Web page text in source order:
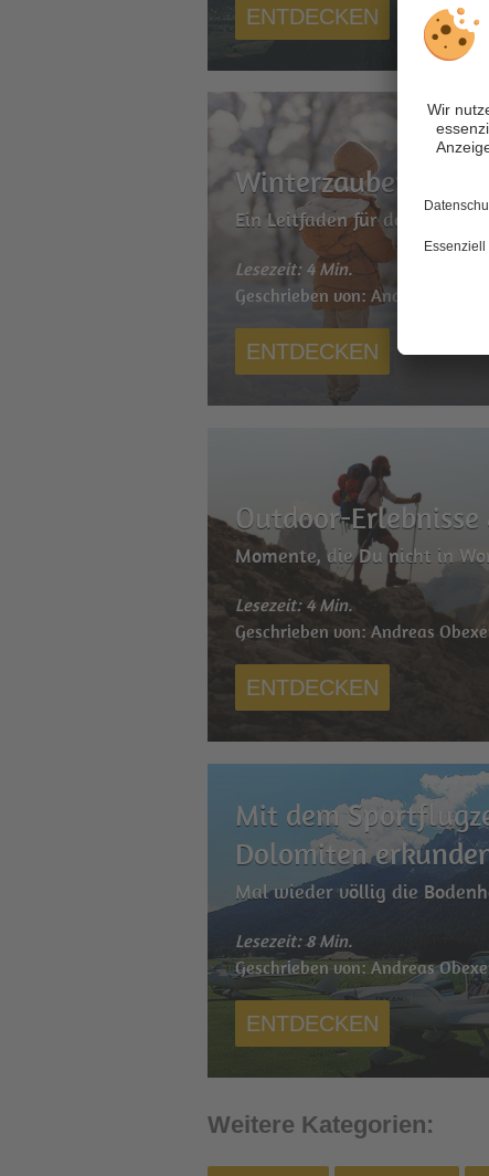
ENTDECKEN
Winterzauber mit
Ein Leitfaden für den
Lesezeit: 4 Min.
Geschrieben von: Andreas Obexer
ENTDECKEN
Outdoor-
Momente, die Du nicht in
Lesezeit: 4 Min.
Geschrieben von: Andreas
ENTDECKEN
Mit dem
Dolomiten
Mal wieder völlig die
Lesezeit: 8 Min.
Geschrieben von: Andreas
ENTDECKEN
Weitere Kategorien: